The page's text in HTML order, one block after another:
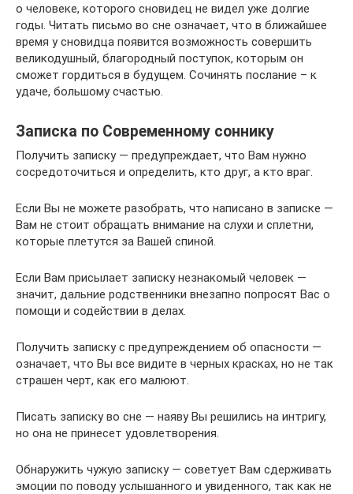
о человеке, которого сновидец не видел уже долгие
годы. Читать письмо во сне означает, что в ближайшее
время у сновидца появится возможность совершить
великодушный, благородный поступок, которым он
сможет гордиться в будущем. Сочинять послание – к
удаче, большому счастью.
Записка по Современному соннику
Получить записку — предупреждает, что Вам нужно
сосредоточиться и определить, кто друг, а кто враг.
Если Вы не можете разобрать, что написано в записке —
Вам не стоит обращать внимание на слухи и сплетни,
которые плетутся за Вашей спиной.
Если Вам присылает записку незнакомый человек —
значит, дальние родственники внезапно попросят Вас о
помощи и содействии в делах.
Получить записку с предупреждением об опасности —
означает, что Вы все видите в черных красках, но не так
страшен черт, как его малюют.
Писать записку во сне — наяву Вы решились на интригу,
но она не принесет удовлетворения.
Обнаружить чужую записку — советует Вам сдерживать
эмоции по поводу услышанного и увиденного, так как не